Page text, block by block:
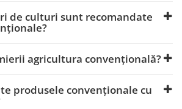
de culturi sunt recomandate
agricultura convențională?
produsele convenționale cu